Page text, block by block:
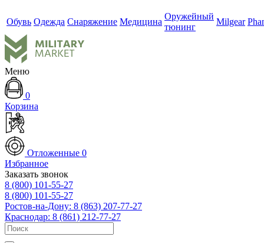
Обувь Одежда Снаряжение Медицина
Оружейный
тюнинг
Milgear
Меню
0
Корзина
Отложенные 0
Избранное
Заказать звонок
8 (800) 101-55-27
8 (800) 101-55-27
Ростов-на-Дону: 8 (863) 207-77-27
Краснодар: 8 (861) 212-77-27